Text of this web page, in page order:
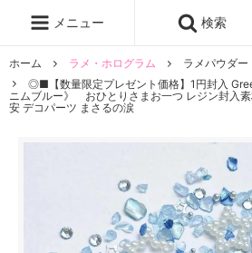
メニュー 検索
ホーム ラメ・ホログラム
ラメパウダ
◎■【数量限定プレゼント価格】1円封入
ニムブルー》 おひとりさまお一つ レジン封入
安 デコパーツ まさるの涙